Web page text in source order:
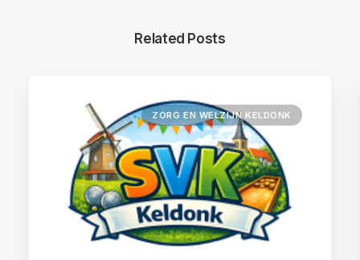
Related Posts
ZORG EN WELZIJN KELDONK